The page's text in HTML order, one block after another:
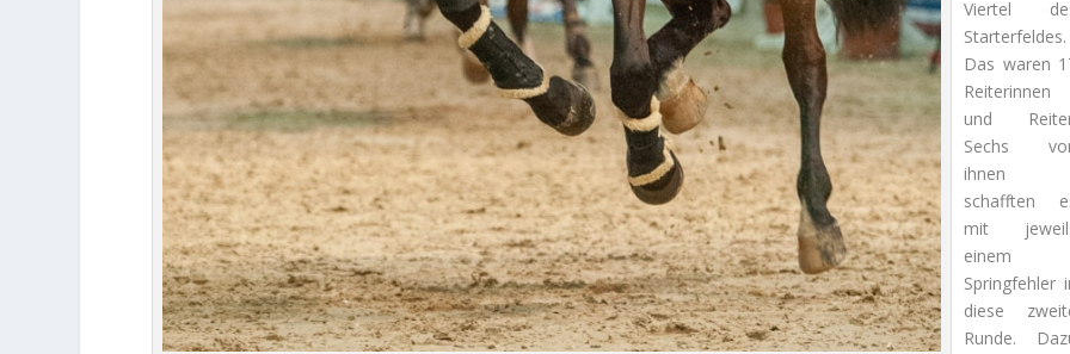
Viertel
Starterfeldes.
Das waren
Reiterinnen
und
Sechs
ihnen
schafften
mit
einem
Springfehler
diese
Runde.